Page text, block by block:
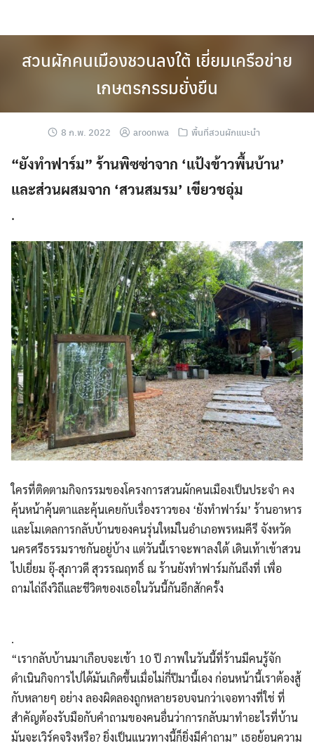
สวนผักคนเมืองชวนลงใต้ เยี่ยมเครือข่าย
เกษตรกรรมยั่งยืน
8 ก.พ. 2022 aroonwa พื้นที่สวนผักแนะนำ
“ยังทำฟาร์ม” ร้านพิซซ่าจาก ‘แป้งข้าวพื้นบ้าน’
และส่วนผสมจาก ‘สวนสมรม’ เขียวชอุ่ม
.
ใครที่ติดตามกิจกรรมของโครงการสวนผักคนเมืองเป็นประจำ คง
คุ้นหน้าคุ้นตาและคุ้นเคยกับเรื่องราวของ ‘ยังทำฟาร์ม’ ร้านอาหาร
และโมเดลการกลับบ้านของคนรุ่นใหม่ในอำเภอพรหมคีรี จังหวัด
นครศรีธรรมราชกันอยู่บ้าง แต่วันนี้เราจะพาลงใต้ เดินเท้าเข้าสวน
ไปเยี่ยม อุ๊-สุภาวดี สุวรรณฤทธิ์ ณ ร้านยังทำฟาร์มกันถึงที่ เพื่อ
ถามไถ่ถึงวิถีและชีวิตของเธอในวันนี้กันอีกสักครั้ง
.
“เรากลับบ้านมาเกือบจะเข้า 10 ปี ภาพในวันนี้ที่ร้านมีคนรู้จัก
ดำเนินกิจการไปได้มันเกิดขึ้นเมื่อไม่กี่ปีมานี้เอง ก่อนหน้านี้เราต้องสู้
กับหลายๆ อย่าง ลองผิดลองถูกหลายรอบจนกว่าเจอทางที่ใช่ ที่
สำคัญต้องรับมือกับคำถามของคนอื่นว่าการกลับมาทำอะไรที่บ้าน
มันจะเวิร์คจริงหรือ? ยิ่งเป็นแนวทางนี้ก็ยิ่งมีคำถาม” เธอย้อนความ